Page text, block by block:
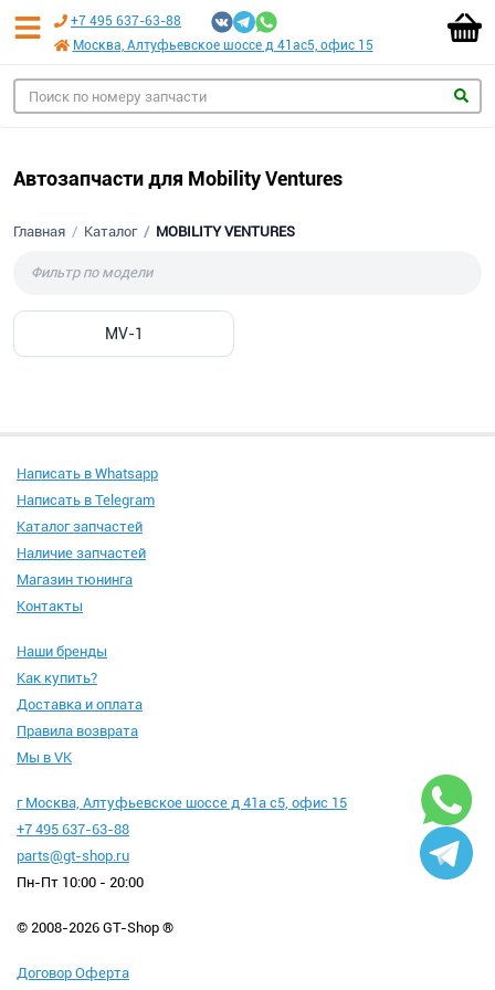
+7 495 637-63-88
Москва, Алтуфьевское шоссе д 41ас5, офис 15
Автозапчасти для Mobility Ventures
Главная Каталог MOBILITY VENTURES
MV-1
Написать в Whatsapp
Написать в Telegram
Каталог запчастей
Наличие запчастей
Магазин тюнинга
Контакты
Наши бренды
Как купить?
Доставка и оплата
Правила возврата
Мы в VK
г Москва, Алтуфьевское шоссе д 41а с5, офис 15
+7 495 637-63-88
parts@gt-shop.ru
Пн-Пт 10:00 - 20:00
© 2008-2026 GT-Shop ®
Договор Оферта